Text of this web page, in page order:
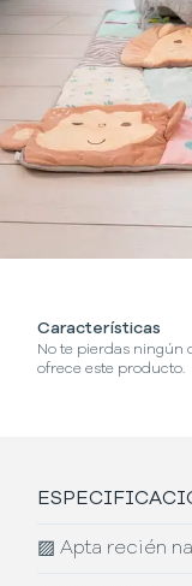
Características
No te pierdas ningún
ofrece este producto.
▨ Apta recién